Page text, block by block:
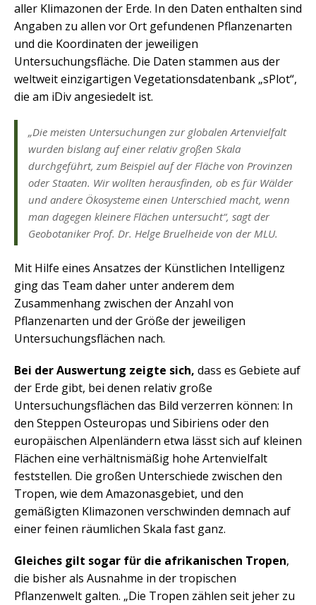
aller Klimazonen der Erde. In den Daten enthalten sind
Angaben zu allen vor Ort gefundenen Pflanzenarten
und die Koordinaten der jeweiligen
Untersuchungsfläche. Die Daten stammen aus der
weltweit einzigartigen Vegetationsdatenbank „sPlot“,
die am iDiv angesiedelt ist.
„Die meisten Untersuchungen zur globalen Artenvielfalt
wurden bislang auf einer relativ großen Skala
durchgeführt, zum Beispiel auf der Fläche von Provinzen
oder Staaten. Wir wollten herausfinden, ob es für Wälder
und andere Ökosysteme einen Unterschied macht, wenn
man dagegen kleinere Flächen untersucht“, sagt der
Geobotaniker Prof. Dr. Helge Bruelheide von der MLU.
Mit Hilfe eines Ansatzes der Künstlichen Intelligenz
ging das Team daher unter anderem dem
Zusammenhang zwischen der Anzahl von
Pflanzenarten und der Größe der jeweiligen
Untersuchungsflächen nach.
Bei der Auswertung zeigte sich, dass es Gebiete auf
der Erde gibt, bei denen relativ große
Untersuchungsflächen das Bild verzerren können: In
den Steppen Osteuropas und Sibiriens oder den
europäischen Alpenländern etwa lässt sich auf kleinen
Flächen eine verhältnismäßig hohe Artenvielfalt
feststellen. Die großen Unterschiede zwischen den
Tropen, wie dem Amazonasgebiet, und den
gemäßigten Klimazonen verschwinden demnach auf
einer feinen räumlichen Skala fast ganz.
Gleiches gilt sogar für die afrikanischen Tropen,
die bisher als Ausnahme in der tropischen
Pflanzenwelt galten. „Die Tropen zählen seit jeher zu